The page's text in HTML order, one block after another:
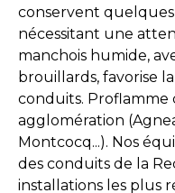
conservent
nécessitant une
manchois humide,
brouillards, favorise
conduits. Proflamme
agglomération
Montcocq...). Nos
des conduits de la
installations les plus